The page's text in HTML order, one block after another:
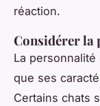
réaction.
Considérer la
La
que ses
Certains chats